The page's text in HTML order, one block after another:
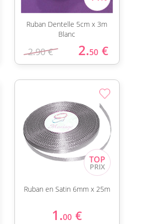
Ruban Dentelle 5cm x 3m
Blanc
2.90 € 2.50 €
Ruban en Satin 6mm x 25m
1.00 €